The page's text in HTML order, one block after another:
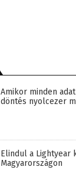
Amikor minden
döntés nyolcezer
Elindul a Lightyear
Magyarországon